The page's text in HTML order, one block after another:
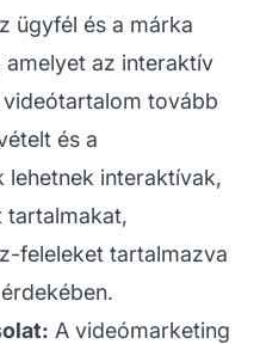
ügyfél és a márka
az interaktív
tovább
és a
lehetnek interaktívak,
tartalmakat,
feleleket tartalmazva
A videómarketing